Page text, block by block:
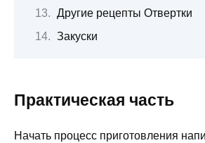
Другие рецепты Отвертки
Закуски
Практическая часть
Начать процесс приготовления